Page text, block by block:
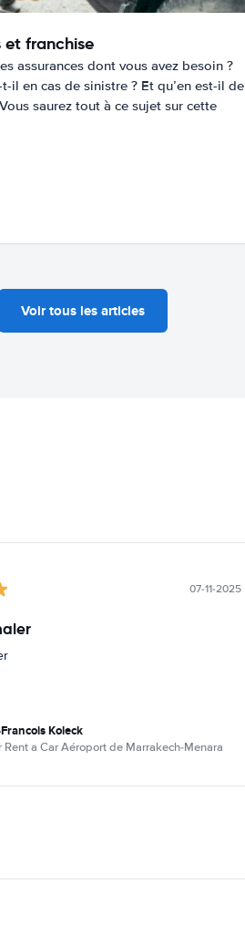
et franchise
assurances dont vous avez besoin ?
il en cas de sinistre ? Et qu’en est-il de
saurez tout à ce sujet sur cette
Voir tous les articles
07-11-2025
Koleck
Rent a Car Aéroport de Marrakech-Menara